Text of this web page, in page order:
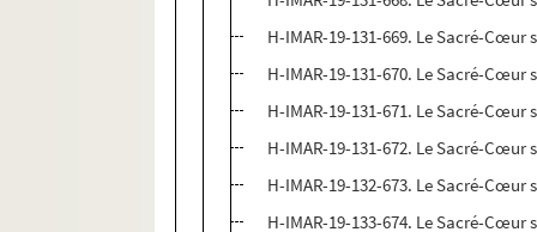
H-IMAR-19-131-669. Le Sacré-Cœur
H-IMAR-19-131-670. Le Sacré-Cœur
H-IMAR-19-131-671. Le Sacré-Cœur
H-IMAR-19-131-672. Le Sacré-Cœur
H-IMAR-19-132-673. Le Sacré-Cœur
H-IMAR-19-133-674. Le Sacré-Cœur